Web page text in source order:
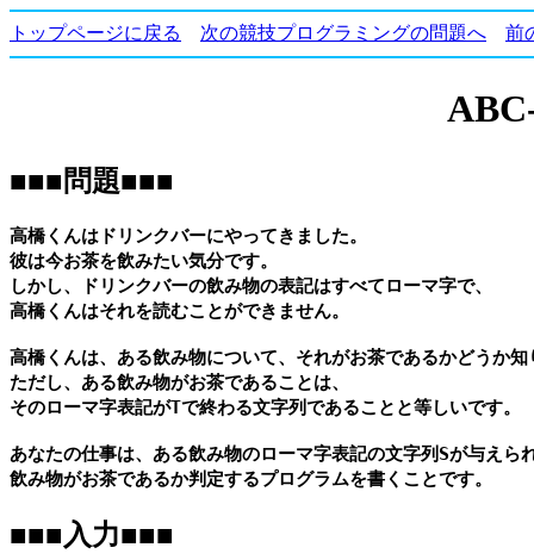
トップページに戻る 次の競技プログラミングの問題へ 前
■■■問題■■■
高橋くんはドリンクバーにやってきました。
彼は今お茶を飲みたい気分です。
しかし、ドリンクバーの飲み物の表記はすべてローマ字で、
高橋くんはそれを読むことができません。
高橋くんは、ある飲み物について、それがお茶であるかどうか
ただし、ある飲み物がお茶であることは、
そのローマ字表記がTで終わる文字列であることと等しいです。
あなたの仕事は、ある飲み物のローマ字表記の文字列Sが与えら
■■■入力■■■